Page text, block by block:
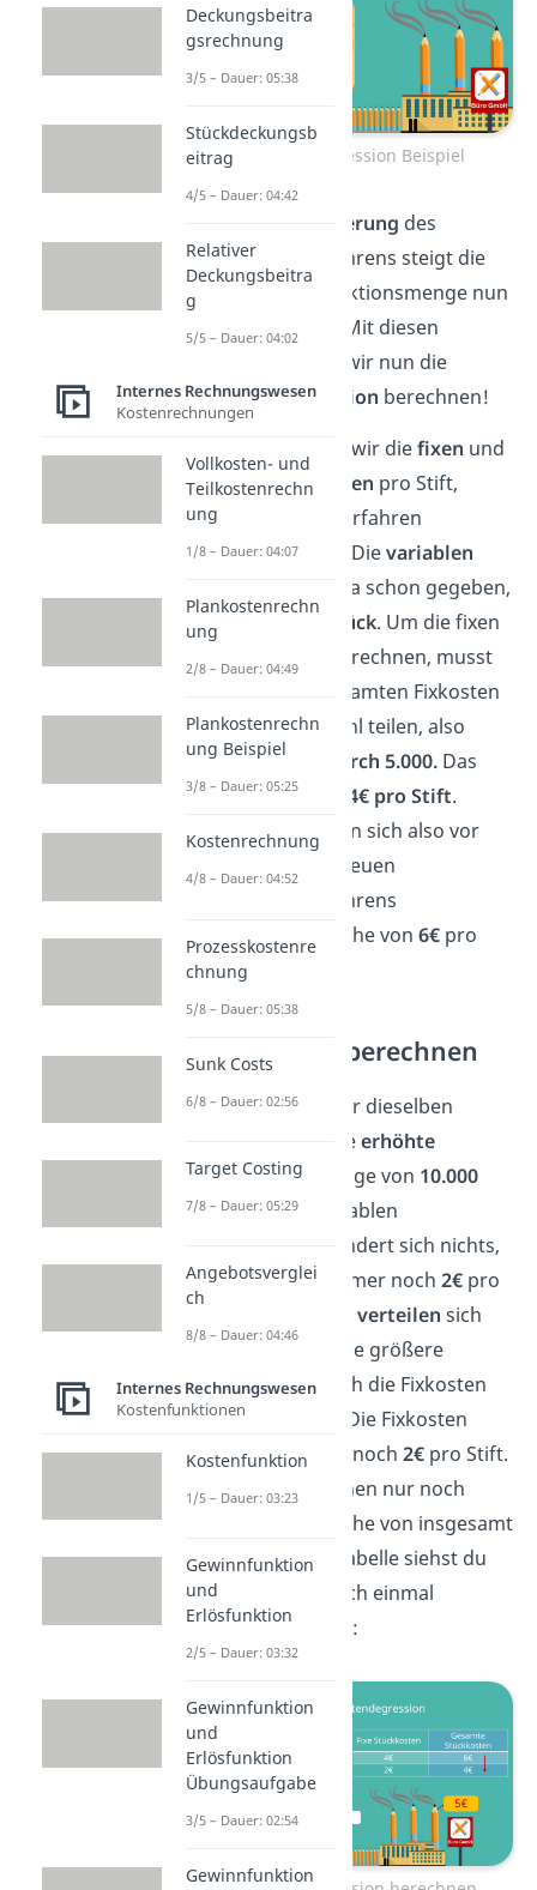
Fixkostendegression Beispiel
Optimierung des
Produktionsverfahrens steigt die
monatliche Produktionsmenge nun
auf 10.000 Stück
. Mit diesen
Angaben können wir nun die
Fixkostendegression berechnen!
Zuerst berechnen wir diefixen und
dievariablen Kosten pro Stift,
bevor das neue Verfahren
entwickelt wurde. Dievariablen
Stückkosten sind ja schon gegeben,
nämlich
2€ pro Stück. Um die fixen
Stückkosten zu berechnen, musst
du einfach die gesamten Fixkosten
durch die Stückzahl teilen, also
20.000€ geteilt durch 5.000.Das
Ergebnis ist dann
4€ pro Stift.
Insgesamt ergeben sich also vor
Entwicklung des neuen
Produktionsverfahrens
Stückkosten
in Höhe von 6€pro
Stift.
Stückkosten berechnen
Jetzt berechnen wir dieselben
Kennzahlen für dieerhöhte
Ausbringungsmenge von 10.000
Stück. An den variablen
verändert sich nichts,
diese betragen immer noch 2€pro
verteilen sich
nun jedoch auf eine größere
Stückzahl, wodurch die Fixkosten
pro Stück sinken. Die Fixkosten
betragen also nur noch 2€pro Stift.
Insgesamt entstehen nur noch
in Höhe von insgesamt
4€! In folgender Tabelle siehst du
die Ergebnisse noch einmal
zusammengefasst:
Deckungsbeitra
gsrechnung
3/5 – Dauer: 05:38
Stückdeckungsb
eitrag
4/5 – Dauer: 04:42
Relativer
Deckungsbeitra
g
5/5 – Dauer: 04:02
Internes Rechnungswesen
Kostenrechnungen
Vollkosten- und
Teilkostenrechn
ung
1/8 – Dauer: 04:07
Plankostenrechn
ung
2/8 – Dauer: 04:49
Plankostenrechn
ung Beispiel
3/8 – Dauer: 05:25
Kostenrechnung
4/8 – Dauer: 04:52
Prozesskostenre
chnung
5/8 – Dauer: 05:38
Sunk Costs
6/8 – Dauer: 02:56
Target Costing
7/8 – Dauer: 05:29
Angebotsverglei
ch
8/8 – Dauer: 04:46
Internes Rechnungswesen
Kostenfunktionen
Kostenfunktion
1/5 – Dauer: 03:23
Gewinnfunktion
und
Erlösfunktion
2/5 – Dauer: 03:32
Gewinnfunktion
und
Erlösfunktion
Übungsaufgabe
3/5 – Dauer: 02:54
Gewinnfunktion